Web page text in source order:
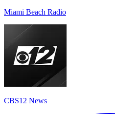
Miami Beach Radio
CBS12 News